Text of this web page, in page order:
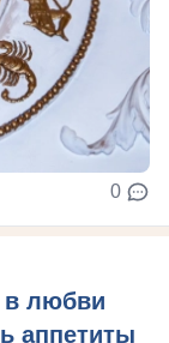
0
в любви
аппетиты